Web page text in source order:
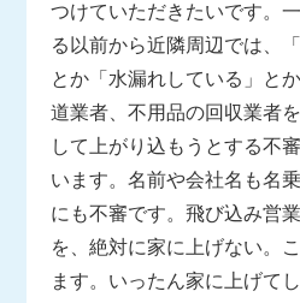
つけていただきたいです。
る以前から近隣周辺では、
とか「水漏れしている」と
道業者、不用品の回収業者
して上がり込もうとする不
います。名前や会社名も名
にも不審です。飛び込み営
を、絶対に家に上げない。
ます。いったん家に上げて